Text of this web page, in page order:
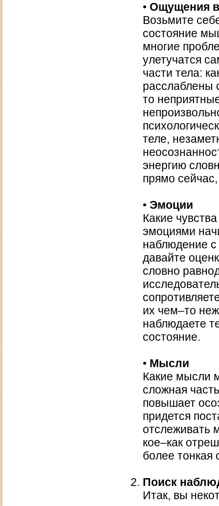
• Ощущения
Возьмите
состояние
многие
улетучатся
части тела:
расслаблены
то
теле,
энергию
прямо
• Эмоции
Какие
эмоциями
наблюдение с
давайте
словно
их чем–то
наблюдаете
состояние.
• Мысли
Какие мысли
сложная
повышает
придется
отслеживать
кое–как
более тонкая
Поиск
Итак, вы